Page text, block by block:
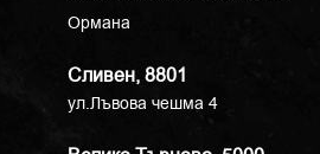
Ормана
Сливен, 8801
ул.Лъвова чешма 4